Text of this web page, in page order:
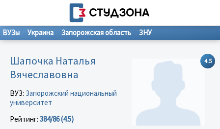
ВУЗы Украина Запорожская область ЗНУ
4.5
Шапочка Наталья
Вячеславовна
ВУЗ: Запорожский национальный
университет
Рейтинг: 384/86 (4.5)